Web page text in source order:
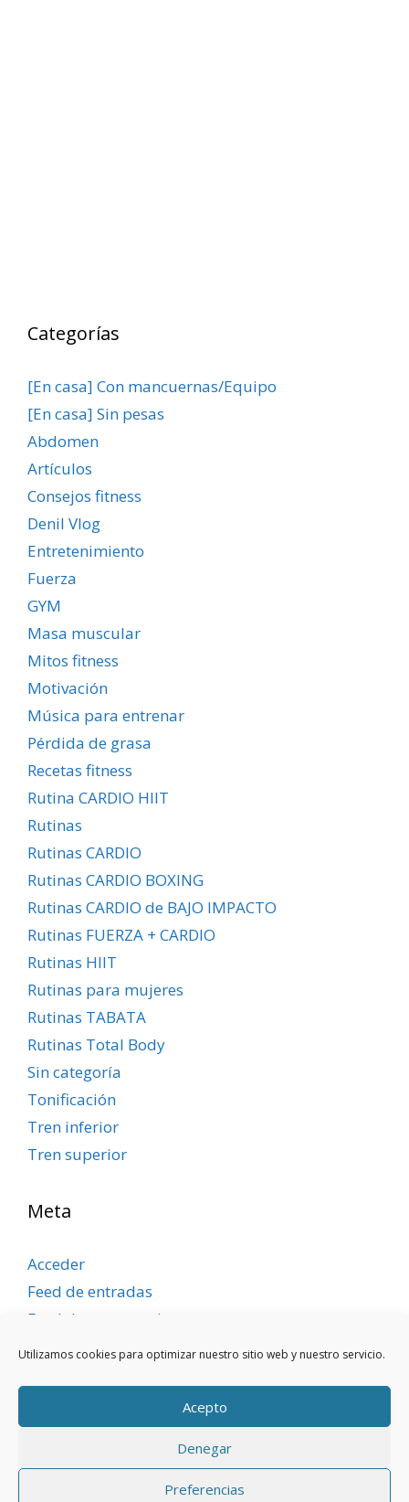
Utilizamos cookies para optimizar nuestro sitio web y nuestro servicio.
Acepto
Denegar
Preferencias
Categorías
[En casa] Con mancuernas/Equipo
[En casa] Sin pesas
Abdomen
Artículos
Consejos fitness
Denil Vlog
Entretenimiento
Fuerza
GYM
Masa muscular
Mitos fitness
Motivación
Música para entrenar
Pérdida de grasa
Recetas fitness
Rutina CARDIO HIIT
Rutinas
Rutinas CARDIO
Rutinas CARDIO BOXING
Rutinas CARDIO de BAJO IMPACTO
Rutinas FUERZA + CARDIO
Rutinas HIIT
Rutinas para mujeres
Rutinas TABATA
Rutinas Total Body
Sin categoría
Tonificación
Tren inferior
Tren superior
Meta
Acceder
Feed de entradas
Feed de comentarios
WordPress.org
Aviso legal|Política de privacidad|Política de
cookies